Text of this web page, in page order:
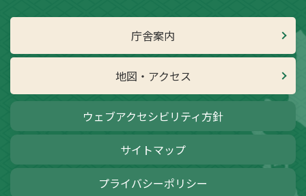
庁舎案内
地図・アクセス
ウェブアクセシビリティ方針
サイトマップ
プライバシーポリシー